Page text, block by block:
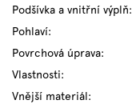
Podšívka a vnitřní výplň:
Pohlaví:
Povrchová úprava:
Vlastnosti:
Vnější materiál: